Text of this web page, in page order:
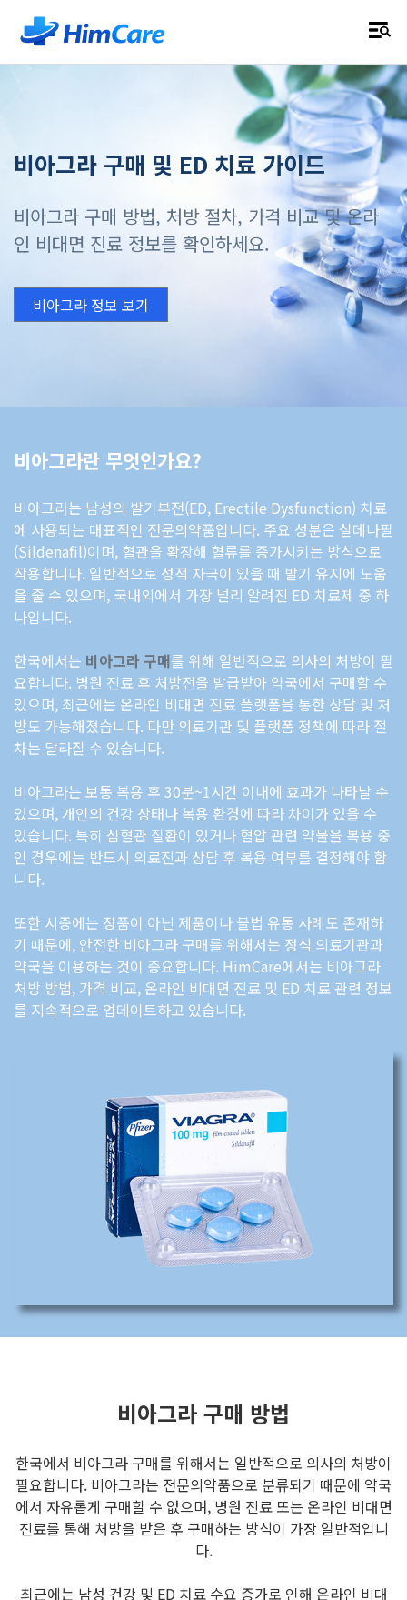
비아그라 구매 및 ED 치료 가이드
비아그라 구매 방법, 처방 절차, 가격 비교 및 온라
인 비대면 진료 정보를 확인하세요.
비아그라 정보 보기
비아그라란 무엇인가요?
비아그라는 남성의 발기부전(ED, Erectile Dysfunction) 치료
에 사용되는 대표적인 전문의약품입니다. 주요 성분은 실데나필
(Sildenafil)이며, 혈관을 확장해 혈류를 증가시키는 방식으로
작용합니다. 일반적으로 성적 자극이 있을 때 발기 유지에 도움
을 줄 수 있으며, 국내외에서 가장 널리 알려진 ED 치료제 중 하
나입니다.
한국에서는 비아그라 구매를 위해 일반적으로 의사의 처방이 필
요합니다. 병원 진료 후 처방전을 발급받아 약국에서 구매할 수
있으며, 최근에는 온라인 비대면 진료 플랫폼을 통한 상담 및 처
방도 가능해졌습니다. 다만 의료기관 및 플랫폼 정책에 따라 절
차는 달라질 수 있습니다.
비아그라는 보통 복용 후 30분~1시간 이내에 효과가 나타날 수
있으며, 개인의 건강 상태나 복용 환경에 따라 차이가 있을 수
있습니다. 특히 심혈관 질환이 있거나 혈압 관련 약물을 복용 중
인 경우에는 반드시 의료진과 상담 후 복용 여부를 결정해야 합
니다.
또한 시중에는 정품이 아닌 제품이나 불법 유통 사례도 존재하
기 때문에, 안전한 비아그라 구매를 위해서는 정식 의료기관과
약국을 이용하는 것이 중요합니다. HimCare에서는 비아그라
처방 방법, 가격 비교, 온라인 비대면 진료 및 ED 치료 관련 정보
를 지속적으로 업데이트하고 있습니다.
비아그라 구매 방법
한국에서 비아그라 구매를 위해서는 일반적으로 의사의 처방이
필요합니다. 비아그라는 전문의약품으로 분류되기 때문에 약국
에서 자유롭게 구매할 수 없으며, 병원 진료 또는 온라인 비대면
진료를 통해 처방을 받은 후 구매하는 방식이 가장 일반적입니
다.
최근에는 남성 건강 및 ED 치료 수요 증가로 인해 온라인 비대